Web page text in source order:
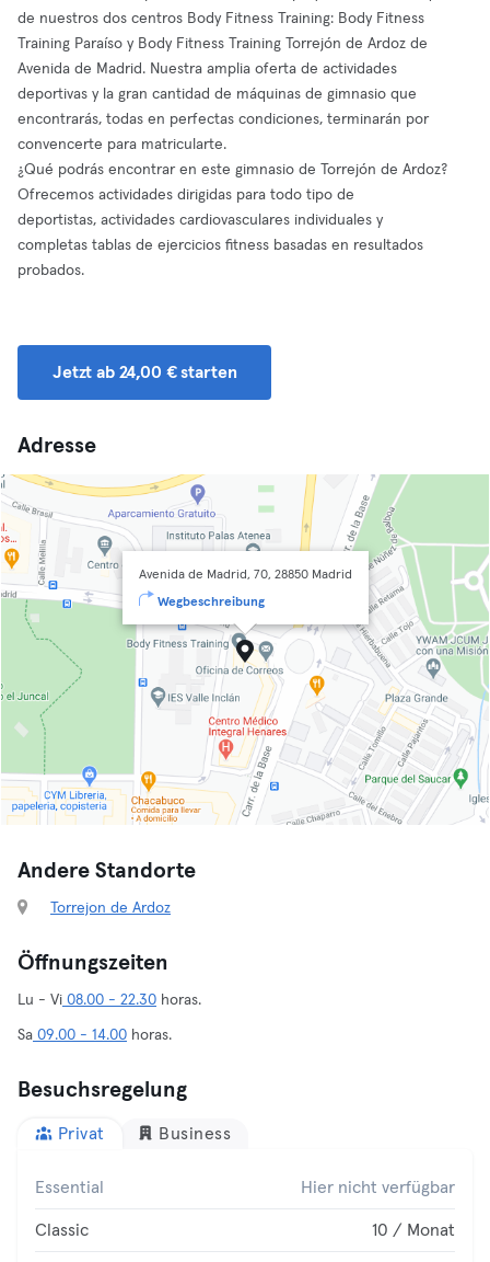
de nuestros dos centros Body Fitness Training: Body Fitness
Training Paraíso y Body Fitness Training Torrejón de Ardoz de
Avenida de Madrid. Nuestra amplia oferta de actividades
deportivas y la gran cantidad de máquinas de gimnasio que
encontrarás, todas en perfectas condiciones, terminarán por
convencerte para matricularte.
¿Qué podrás encontrar en este gimnasio de Torrejón de Ardoz?
Ofrecemos actividades dirigidas para todo tipo de
deportistas, actividades cardiovasculares individuales y
completas tablas de ejercicios fitness basadas en resultados
probados.
Jetzt ab 24,00 € starten
Adresse
Avenida de Madrid, 70, 28850 Madrid
Wegbeschreibung
Andere Standorte
Torrejon de Ardoz
Öffnungszeiten
Lu - Vi 08.00 - 22.30 horas.
Sa 09.00 - 14.00 horas.
Besuchsregelung
Privat Business
Essential Hier nicht verfügbar
Classic 10 / Monat